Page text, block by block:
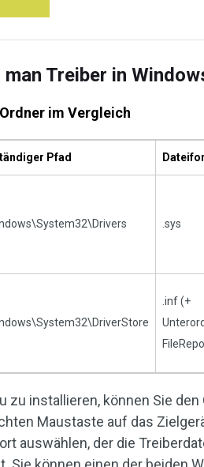
man Treiber in
im Vergleich
Pfad
.sys
.inf (+
zu installieren, können Sie
Maustaste auf das
auswählen, der die